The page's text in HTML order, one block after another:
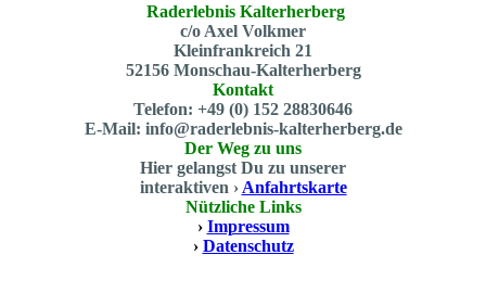
Raderlebnis Kalterherberg
c/o Axel Volkmer
Kleinfrankreich 21
52156 Monschau-Kalterherberg
Kontakt
Telefon: +49 (0) 152 28830646
E-Mail: info@raderlebnis-kalterherberg.de
Der Weg zu uns
Hier gelangst Du zu unserer
interaktiven › Anfahrtskarte
Nützliche Links
› Impressum
› Datenschutz